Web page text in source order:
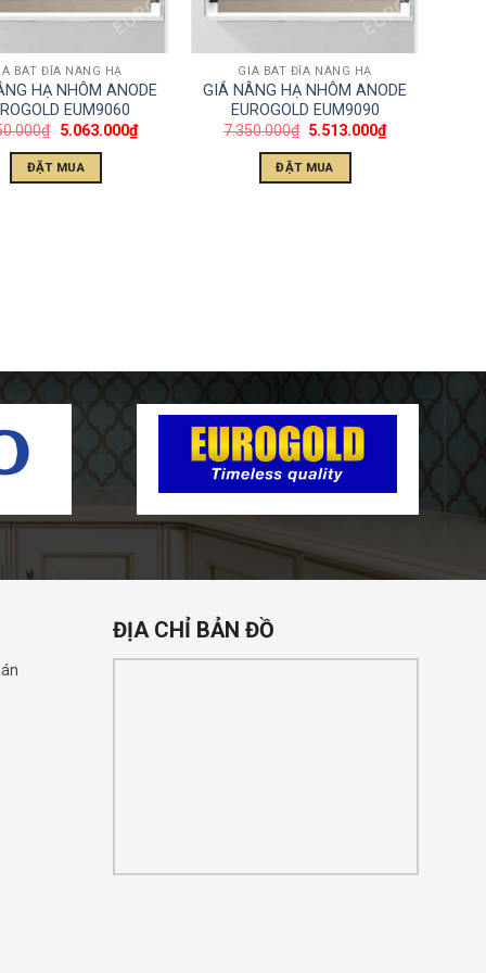
BÁT ĐĨA NÂNG HẠ
HẠ NHÔM ANODE
EUM9060
₫ 5.063.000₫
ĐẶT MUA
GIÁ BÁT ĐĨA NÂNG HẠ
GIÁ NÂNG HẠ NHÔM ANODE
EUROGOLD EUM9090
7.350.000₫ 5.513.000₫
ĐẶT MUA
ĐỊA CHỈ BẢN ĐỒ